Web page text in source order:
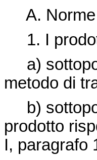
A.
1. I
a)
metodo di
b)
prodotto
I, paragrafo